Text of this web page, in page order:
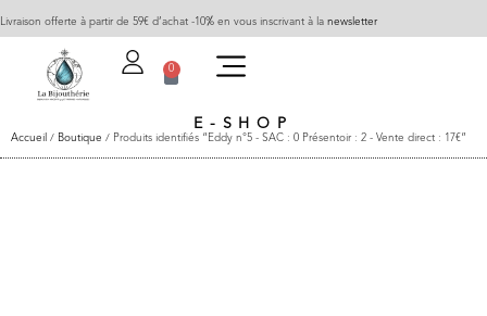
Livraison offerte à partir de 59€ d’achat -10% en vous inscrivant à la newsletter
0
E-SHOP
Accueil / Boutique / Produits identifiés “Eddy n°5 - SAC : 0 Présentoir : 2 - Vente direct : 17€”